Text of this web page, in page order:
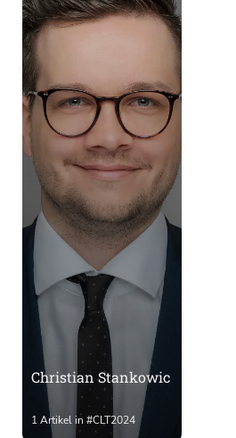
Christian Stankowic
1 Artikel in #CLT2024